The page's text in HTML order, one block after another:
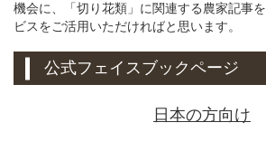
機会に、「切り花類」に関連する農家記事
ビスをご活用いただければと思います。
公式フェイスブックページ
日本の方向け